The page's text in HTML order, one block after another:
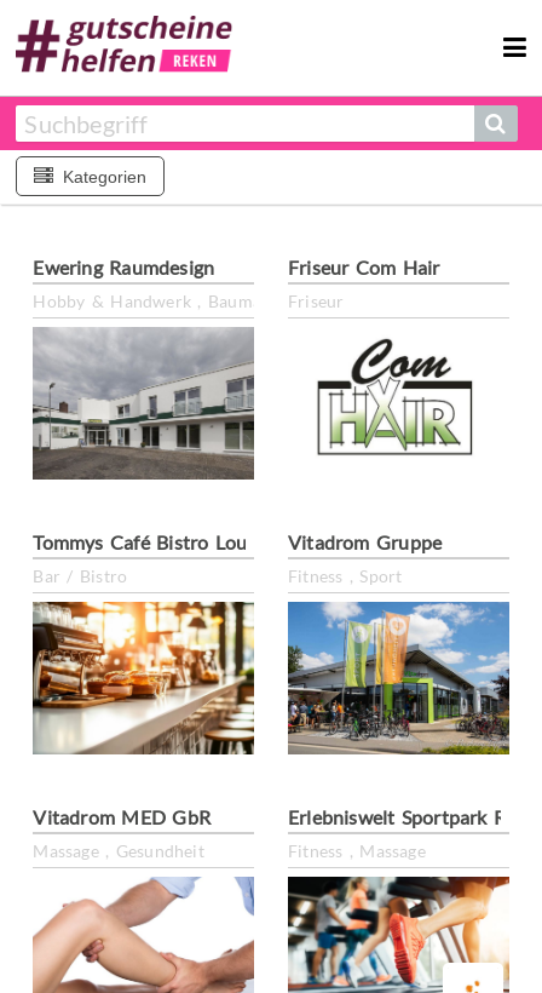
Kategorien
Ewering Raumdesign
Hobby & Handwerk , Baumarkt
Friseur Com Hair
Friseur
Tommys Café Bistro Lounge
Bar / Bistro
Vitadrom Gruppe
Fitness , Sport
Vitadrom MED GbR
Massage , Gesundheit
Erlebniswelt Sportpark
Fitness , Massage
We use cookies